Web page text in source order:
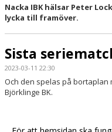
Nacka IBK hälsar Peter
lycka till framöver.
Sista
2023-03-11 22:30
Och den spelas på bortaplan
Björklinge BK.